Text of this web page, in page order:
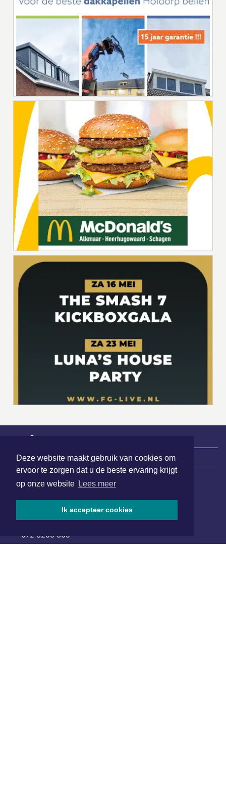
Deze website maakt gebruik van cookies om
ervoor te zorgen dat u de beste ervaring krijgt
op onze website Lees meer
Ik accepteer cookies
| Nieuws | Sport | Evenementen
van Benthuizenlaan 1
1701 BZ Heerhugowaard
072 8200 600